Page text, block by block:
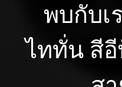
พบกับเ
ไททั่น สี